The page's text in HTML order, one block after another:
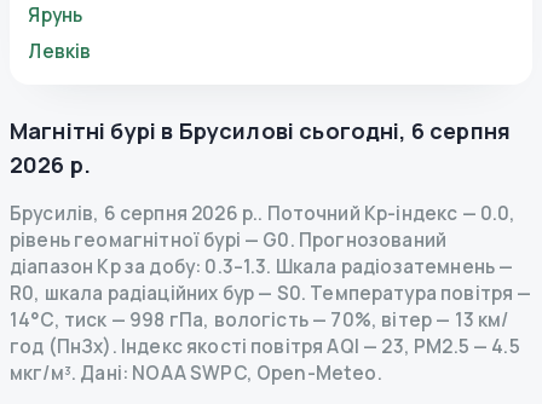
Ярунь
Левків
Магнітні бурі в Брусилові сьогодні, 6 серпня
2026 р.
Брусилів, 6 серпня 2026 р.. Поточний Kp-індекс — 0.0,
рівень геомагнітної бурі — G0. Прогнозований
діапазон Kp за добу: 0.3–1.3. Шкала радіозатемнень—
R0, шкала радіаційних бур— S0. Температура повітря —
14°C, тиск — 998 гПа, вологість — 70%, вітер — 13 км/
год (ПнЗх). Індекс якості повітря AQI — 23, PM2.5 — 4.5
мкг/м³. Дані: NOAA SWPC, Open-Meteo.